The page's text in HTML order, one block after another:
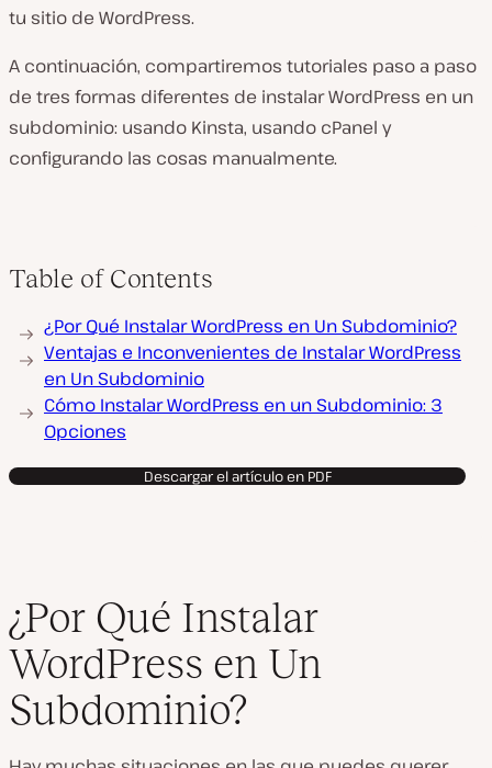
tu sitio de WordPress.
A continuación, compartiremos tutoriales paso a paso
de tres formas diferentes de instalar WordPress en un
subdominio: usando Kinsta, usando cPanel y
configurando las cosas manualmente.
Table of Contents
¿Por Qué Instalar WordPress en Un Subdominio?
Ventajas e Inconvenientes de Instalar WordPress
en Un Subdominio
Cómo Instalar WordPress en un Subdominio: 3
Opciones
Descargar el artículo en PDF
¿Por Qué Instalar
WordPress en Un
Subdominio?